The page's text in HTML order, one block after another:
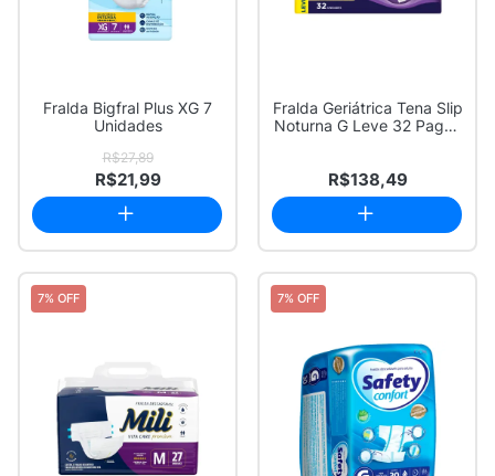
Fralda Bigfral Plus XG 7
Unidades
R$27,89
R$21,99
Fralda Geriátrica Tena Slip
Noturna G Leve 32 Pague
R$138,49
7% OFF 7% OFF